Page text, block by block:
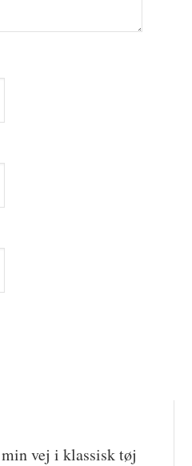
vej i klassisk tøj